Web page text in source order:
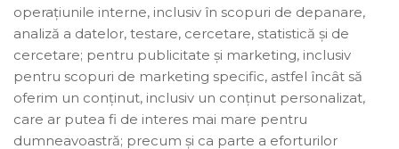
operațiunile interne, inclusiv în scopuri de depanare,
analiză a datelor, testare, cercetare, statistică și de
cercetare; pentru publicitate și marketing, inclusiv
pentru scopuri de marketing specific, astfel încât să
oferim un conținut, inclusiv un conținut personalizat,
care ar putea fi de interes mai mare pentru
dumneavoastră; precum și ca parte a eforturilor